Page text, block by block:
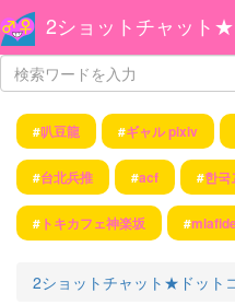
2ショットチャット
#叭豆龍 #ギャル pixiv
#台北兵推 #acf #한국
# トキカフェ神楽坂 #
2ショットチャット★ドット